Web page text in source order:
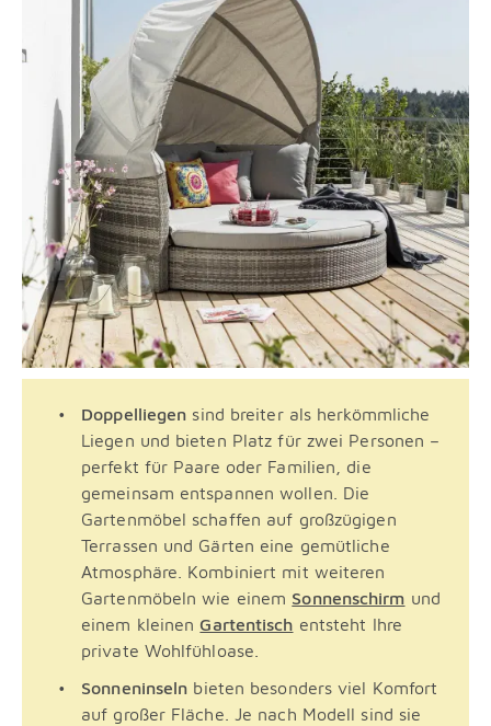
Doppelliegen sind breiter als herkömmliche
Liegen und bieten Platz für zwei Personen –
perfekt für Paare oder Familien, die
gemeinsam entspannen wollen. Die
Gartenmöbel schaffen auf großzügigen
Terrassen und Gärten eine gemütliche
Atmosphäre. Kombiniert mit weiteren
Gartenmöbeln wie einem Sonnenschirm und
einem kleinen Gartentisch entsteht Ihre
private Wohlfühloase.
Sonneninseln bieten besonders viel Komfort
auf großer Fläche. Je nach Modell sind sie